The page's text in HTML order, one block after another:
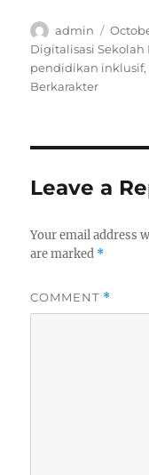
Author
admin
Posted
on
Digitalisasi Sekolah
pendidikan inklusif,
Berkarakter
Leave a
Your email address
are marked *
COMMENT *